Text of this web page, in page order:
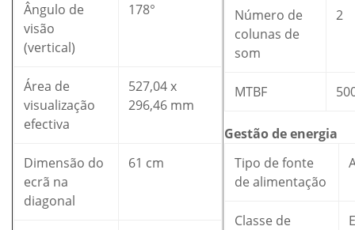
Ângulo de
visão
(vertical)
178°
Área de
visualização
efectiva
527,04 x
296,46 mm
Dimensão do
ecrã na
diagonal
61 cm
Número de
colunas de
som
2
MTBF
Gestão de energia
Tipo de fonte
de alimentação
Classe de
E